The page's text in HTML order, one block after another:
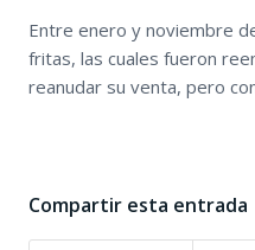
Entre enero y noviembre
fritas, las cuales fueron
reanudar su venta, pero
Compartir esta entrada